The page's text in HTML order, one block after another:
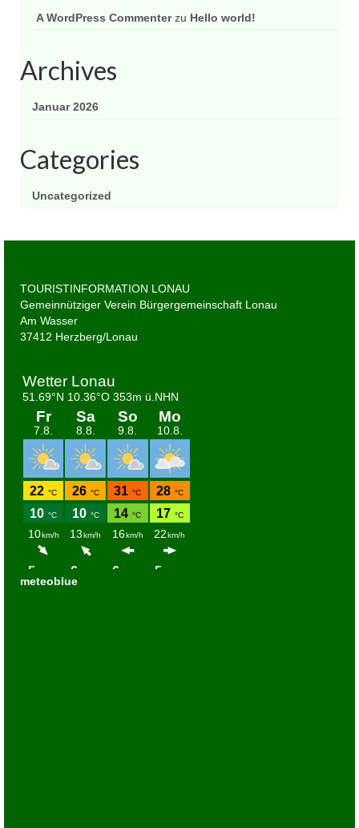
A WordPress Commenterzu Hello world!
Archives
Januar 2026
Categories
Uncategorized
TOURISTINFORMATION LONAU
Gemeinnütziger Verein Bürgergemeinschaft Lonau
Am Wasser
37412 Herzberg/Lonau
meteoblue